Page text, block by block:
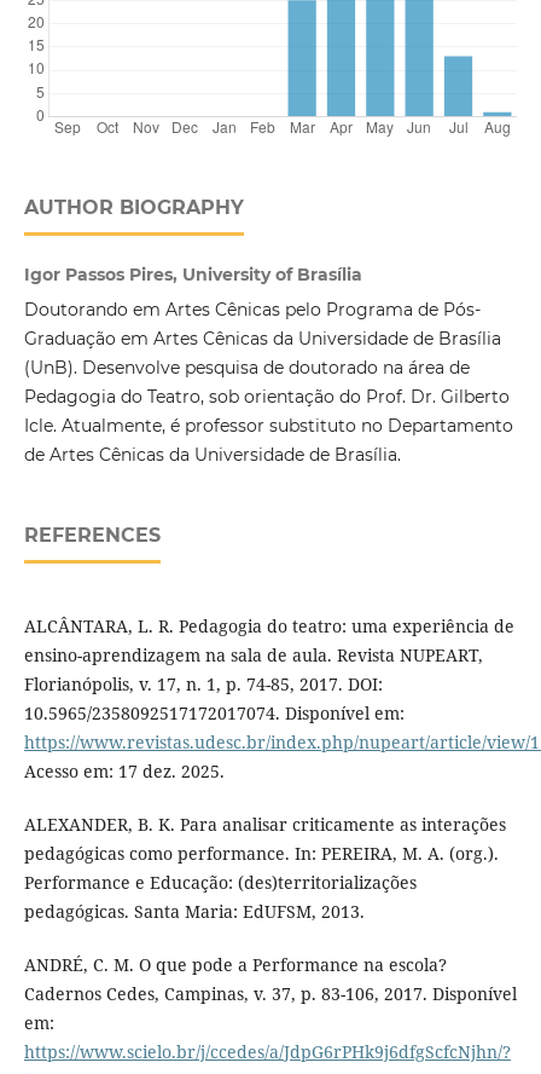
AUTHOR BIOGRAPHY
Igor Passos Pires, University of Brasília
Doutorando em Artes Cênicas pelo Programa de Pós-
Graduação em Artes Cênicas da Universidade de Brasília
(UnB). Desenvolve pesquisa de doutorado na área de
Pedagogia do Teatro, sob orientação do Prof. Dr. Gilberto
Icle. Atualmente, é professor substituto no Departamento
de Artes Cênicas da Universidade de Brasília.
REFERENCES
ALCÂNTARA, L. R. Pedagogia do teatro: uma experiência de
ensino-aprendizagem na sala de aula. Revista NUPEART,
Florianópolis, v. 17, n. 1, p. 74-85, 2017. DOI:
10.5965/2358092517172017074. Disponível em:
https://www.revistas.udesc.br/index.php/nupeart/article/view/
Acesso em: 17 dez. 2025.
ALEXANDER, B. K. Para analisar criticamente as interações
pedagógicas como performance. In: PEREIRA, M. A. (org.).
Performance e Educação: (des)territorializações
pedagógicas. Santa Maria: EdUFSM, 2013.
ANDRÉ, C. M. O que pode a Performance na escola?
Cadernos Cedes, Campinas, v. 37, p. 83-106, 2017. Disponível
em:
https://www.scielo.br/j/ccedes/a/JdpG6rPHk9j6dfgScfcNjhn/?